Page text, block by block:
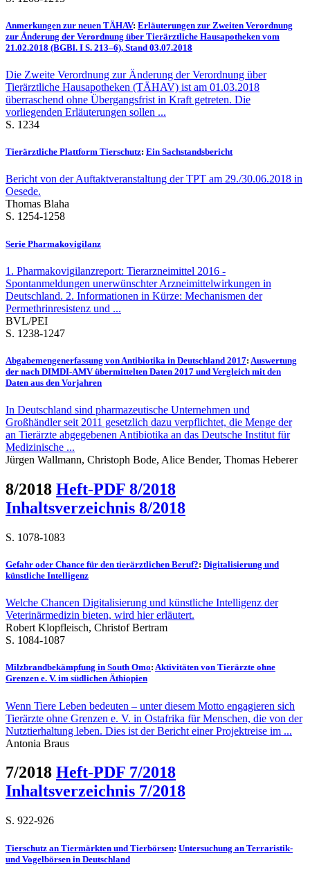
Anmerkungen zur neuen TÄHAV: Erläuterungen zur Zweiten Verordnung
zur Änderung der Verordnung über Tierärztliche Hausapotheken vom
21.02.2018 (BGBl. I S. 213–6), Stand 03.07.2018
Die Zweite Verordnung zur Änderung der Verordnung über
Tierärztliche Hausapotheken (TÄHAV) ist am 01.03.2018
überraschend ohne Übergangsfrist in Kraft getreten. Die
vorliegenden Erläuterungen sollen ...
S. 1234
Tierärztliche Plattform Tierschutz: Ein Sachstandsbericht
Bericht von der Auftaktveranstaltung der TPT am 29./30.06.2018 in
Oesede.
Thomas Blaha
S. 1254-1258
Serie Pharmakovigilanz
1. Pharmakovigilanzreport: Tierarzneimittel 2016 -
Spontanmeldungen unerwünschter Arzneimittelwirkungen in
Deutschland. 2. Informationen in Kürze: Mechanismen der
Permethrinresistenz und ...
BVL/PEI
S. 1238-1247
Abgabemengenerfassung von Antibiotika in Deutschland 2017: Auswertung
der nach DIMDI-AMV übermittelten Daten 2017 und Vergleich mit den
Daten aus den Vorjahren
In Deutschland sind pharmazeutische Unternehmen und
Großhändler seit 2011 gesetzlich dazu verpflichtet, die Menge der
an Tierärzte abgegebenen Antibiotika an das Deutsche Institut für
Medizinische ...
Jürgen Wallmann, Christoph Bode, Alice Bender, Thomas Heberer
8/2018 Heft-PDF 8/2018
Inhaltsverzeichnis 8/2018
S. 1078-1083
Gefahr oder Chance für den tierärztlichen Beruf?: Digitalisierung und
künstliche Intelligenz
Welche Chancen Digitalisierung und künstliche Intelligenz der
Veterinärmedizin bieten, wird hier erläutert.
Robert Klopfleisch, Christof Bertram
S. 1084-1087
Milzbrandbekämpfung in South Omo: Aktivitäten von Tierärzte ohne
Grenzen e. V. im südlichen Äthiopien
Wenn Tiere Leben bedeuten – unter diesem Motto engagieren sich
Tierärzte ohne Grenzen e. V. in Ostafrika für Menschen, die von der
Nutztierhaltung leben. Dies ist der Bericht einer Projektreise im ...
Antonia Braus
7/2018 Heft-PDF 7/2018
Inhaltsverzeichnis 7/2018
S. 922-926
Tierschutz an Tiermärkten und Tierbörsen: Untersuchung an Terraristik-
und Vogelbörsen in Deutschland